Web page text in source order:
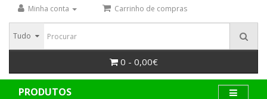
Minha conta
Carrinho de compras
Tudo
0 - 0,00€
PRODUTOS